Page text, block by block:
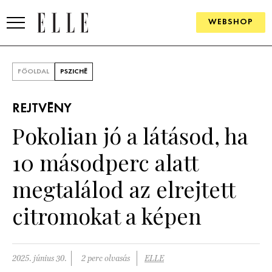
WEBSHOP
SZÉPSÉG
PÁRKAPCSOLAT
FŐOLDAL PSZICHÉ
REJTVÉNY
Pokolian jó a látásod, ha
10 másodperc alatt
megtalálod az elrejtett
citromokat a képen
2025. június 30. 2 perc olvasás ELLE